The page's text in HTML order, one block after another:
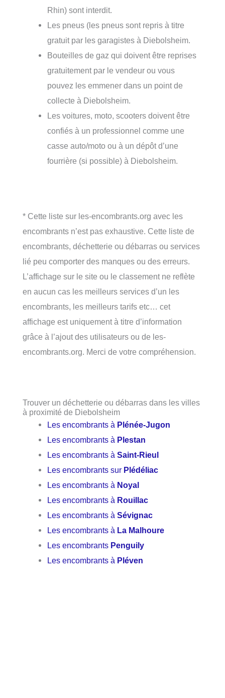
Rhin) sont interdit.
Les pneus (les pneus sont repris à titre
gratuit par les garagistes à Diebolsheim.
Bouteilles de gaz qui doivent être reprises
gratuitement par le vendeur ou vous
pouvez les emmener dans un point de
collecte à Diebolsheim.
Les voitures, moto, scooters doivent être
confiés à un professionnel comme une
casse auto/moto ou à un dépôt d’une
fourrière (si possible) à Diebolsheim.
* Cette liste sur les-encombrants.org avec les
encombrants n’est pas exhaustive. Cette liste de
encombrants, déchetterie ou débarras ou services
lié peu comporter des manques ou des erreurs.
L’affichage sur le site ou le classement ne reflète
en aucun cas les meilleurs services d’un les
encombrants, les meilleurs tarifs etc… cet
affichage est uniquement à titre d’information
grâce à l’ajout des utilisateurs ou de les-
encombrants.org. Merci de votre compréhension.
Trouver un déchetterie ou débarras dans les villes
à proximité de Diebolsheim
Les encombrants à Plénée-Jugon
Les encombrants à Plestan
Les encombrants àSaint-Rieul
Les encombrants sur Plédéliac
Les encombrants à Noyal
Les encombrants à Rouillac
Les encombrants àSévignac
Les encombrants à La Malhoure
Les encombrants Penguily
Les encombrants à Pléven